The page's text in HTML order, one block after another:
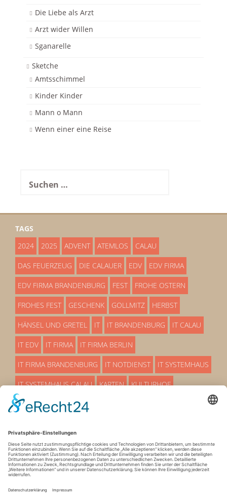
Die Liebe als Arzt
Arzt wider Willen
Sganarelle
Sketche
Amtsschimmel
Kinder Kinder
Mann o Mann
Wenn einer eine Reise
nach:
TAGS
2024
2025 ADVENT ATEMLOS CALAU
DAS FEUERZEUG DIE CALAUER EDV EDV FIRMA
EDV FIRMA BRANDENBURG FEST FROHE OSTERN
FROHES FEST GESCHENK GOLLMITZ HERBST
HÄNSEL UND GRETEL IT IT BRANDENBURG IT CALAU
IT EDV IT FIRMA IT FIRMA BERLIN
IT FIRMA BRANDENBURG IT NOTDIENST IT SYSTEMHAUS
IT SYSTEMHAUS CALAU KARTEN KULTURHOF
LÜBBENAU MÄRCHEN
SERVICEMITARBEITER SO EIN THEATER STADTHALLE
SYSTEMHAUS SYSTEMHAUS IT TERMIN